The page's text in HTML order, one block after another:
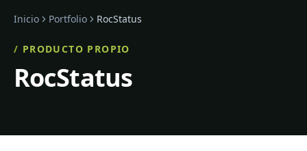
Inicio Portfolio RocStatus
/ PRODUCTO PROPIO
RocStatus